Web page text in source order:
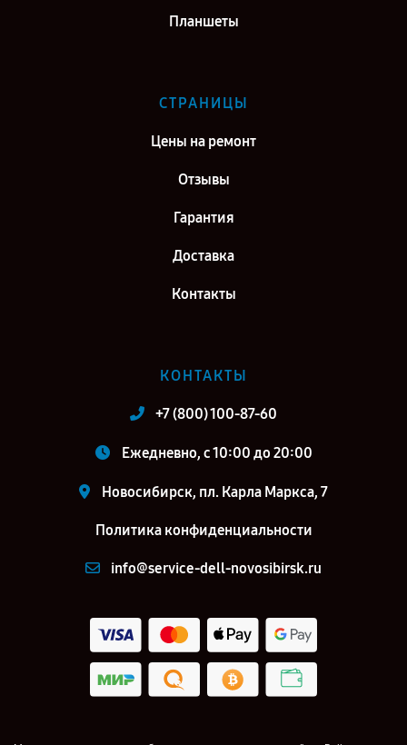
Планшеты
СТРАНИЦЫ
Цены на ремонт
Отзывы
Гарантия
Доставка
Контакты
КОНТАКТЫ
+7 (800) 100-87-60
Ежедневно, с 10:00 до 20:00
Новосибирск, пл. Карла Маркса, 7
Политика конфиденциальности
info@service-dell-novosibirsk.ru